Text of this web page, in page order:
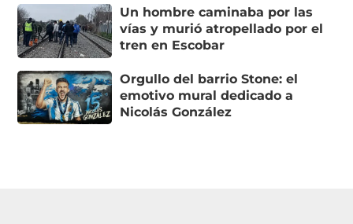
Un hombre caminaba por las
vías y murió atropellado por el
tren en Escobar
Orgullo del barrio Stone: el
emotivo mural dedicado a
Nicolás González